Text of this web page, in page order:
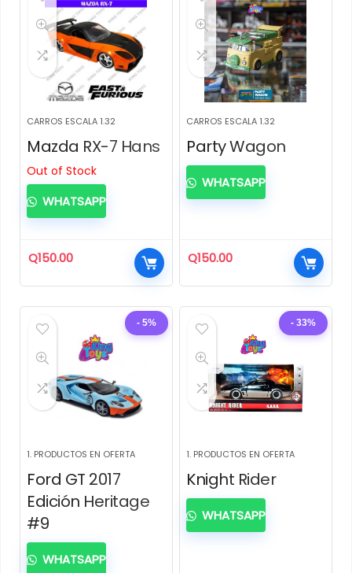
CARROS ESCALA 1.32
Mazda RX-7 Hans
Out of Stock
Q150.00
WHATSAPP
CARROS ESCALA 1.32
Party Wagon
Q150.00
WHATSAPP
- 5%
1. PRODUCTOS EN OFERTA
Ford GT 2017
Edición Heritage
#9
WHATSAPP
- 33%
1. PRODUCTOS EN OFERTA
Knight Rider
WHATSAPP